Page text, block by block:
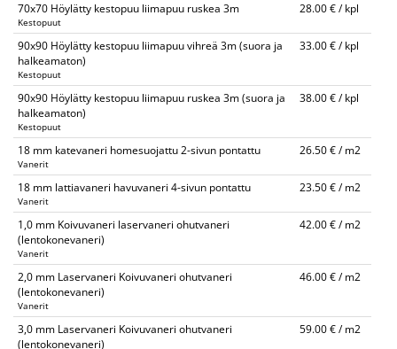
70x70 Höylätty kestopuu liimapuu ruskea 3m
Kestopuut
28.00 € / kpl
90x90 Höylätty kestopuu liimapuu vihreä 3m (suora ja
halkeamaton)
Kestopuut
33.00 € / kpl
90x90 Höylätty kestopuu liimapuu ruskea 3m (suora ja
halkeamaton)
Kestopuut
38.00 € / kpl
18 mm katevaneri homesuojattu 2-sivun pontattu
Vanerit
26.50 € / m2
18 mm lattiavaneri havuvaneri 4-sivun pontattu
Vanerit
23.50 € / m2
1,0 mm Koivuvaneri laservaneri ohutvaneri
(lentokonevaneri)
Vanerit
42.00 € / m2
2,0 mm Laservaneri Koivuvaneri ohutvaneri
(lentokonevaneri)
Vanerit
46.00 € / m2
3,0 mm Laservaneri Koivuvaneri ohutvaneri
(lentokonevaneri)
59.00 € / m2